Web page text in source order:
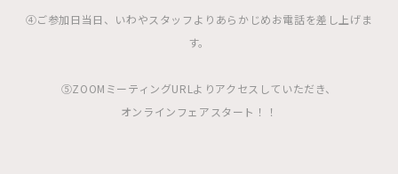
④ご参加日当日、いわやスタッフよりあらかじめお電話を差し上げま
す。
⑤ZOOMミーティングURLよりアクセスしていただき、
オンラインフェアスタート！！